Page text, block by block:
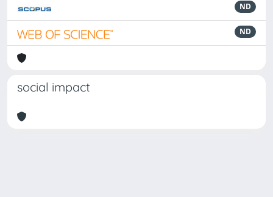
ND
ND
social impact